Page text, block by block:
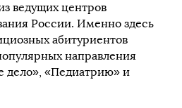
ведущих центров
России. Именно здесь
абитуриентов
направления
дело», «Педиатрию» и